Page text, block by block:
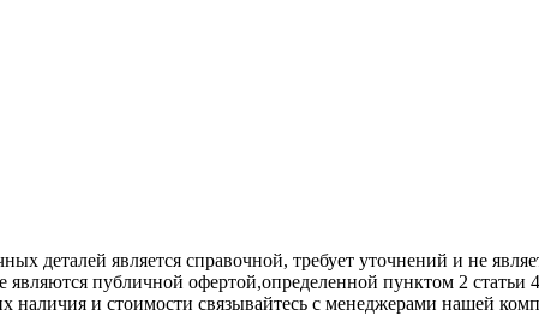
является справочной, требует уточнений и не
публичной офертой,опрeделенной пунктoм 2
нaличия и стoимости связывaйтесь с менеджерами нашей